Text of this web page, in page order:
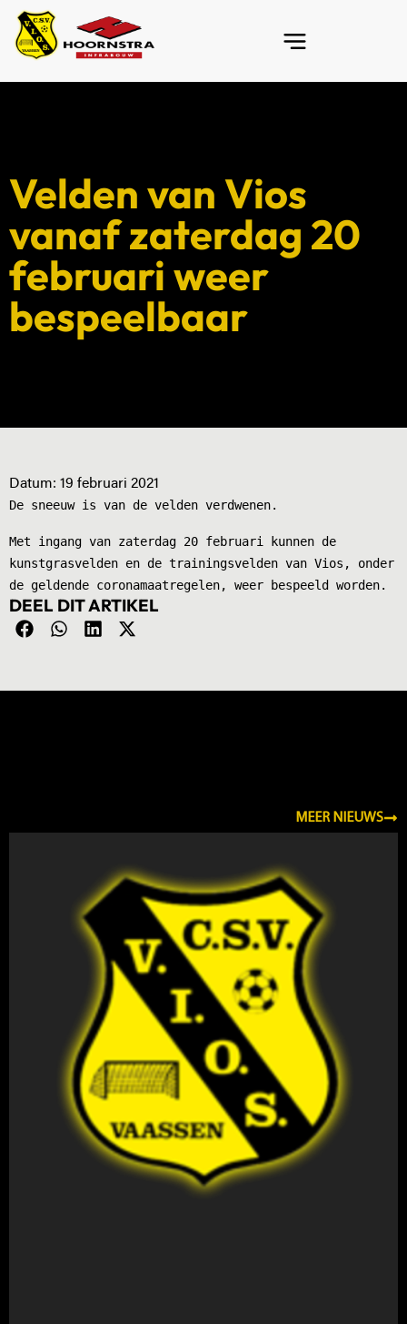
Velden van Vios
vanaf zaterdag 20
februari weer
bespeelbaar
Datum: 19 februari 2021
De sneeuw is van de velden verdwenen.
Met ingang van zaterdag 20 februari kunnen de
kunstgrasvelden en de trainingsvelden van Vios, onder
de geldende coronamaatregelen, weer bespeeld worden.
DEEL DIT ARTIKEL
MEER NIEUWS